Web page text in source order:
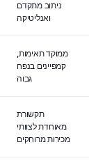
ניתוב מתקדם
ואנליטיקה
ממוקד תאימות,
קמפיינים בנפח
תקשורת
מאוחדת לצוותי
מכירות מרוחקים